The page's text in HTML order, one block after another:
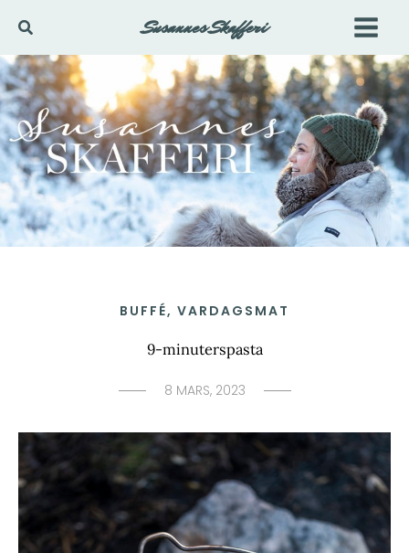
innehåll
Sök Susannes Skafferi
BUFFÉ, VARDAGSMAT
9-minuterspasta
8 MARS, 2023